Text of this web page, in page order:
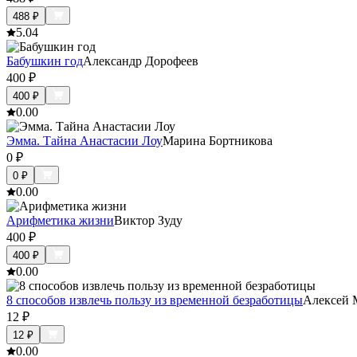
488 ₽
5.04
Бабушкин годАлександр Дорофеев
400 ₽
400 ₽
0.00
Эмма. Тайна Анастасии ЛоуМарина Бортникова
0 ₽
0 ₽
0.00
Арифметика жизниВиктор Зуду
400 ₽
400 ₽
0.00
8 способов извлечь пользу из временной безработицыАлексей
12 ₽
12 ₽
0.00